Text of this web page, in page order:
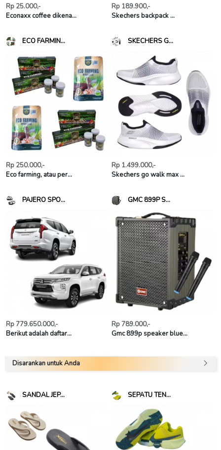
Rp 25.000,-
Econaxx coffee dikena...
Rp 189.900,-
Skechers backpack ...
ECO FARMIN...
Rp 250.000,-
Eco farming, atau per...
SKECHERS G...
Rp 1.499.000,-
Skechers go walk max ...
PAJERO SPO...
Rp 779.650.000,-
Berikut adalah daftar...
GMC 899P S...
Rp 789.000,-
Gmc 899p speaker blue...
Disarankan untuk Anda
SANDAL JEP... SEPATU TEN...